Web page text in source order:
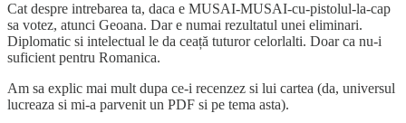
Cat despre intrebarea ta, daca e MUSAI-MUSAI-cu-pistolul-la-cap
sa votez, atunci Geoana. Dar e numai rezultatul unei eliminari.
Diplomatic si intelectual le da ceață tuturor celorlalti. Doar ca nu-i
suficient pentru Romanica.
Am sa explic mai mult dupa ce-i recenzez si lui cartea (da, universul
lucreaza si mi-a parvenit un PDF si pe tema asta).